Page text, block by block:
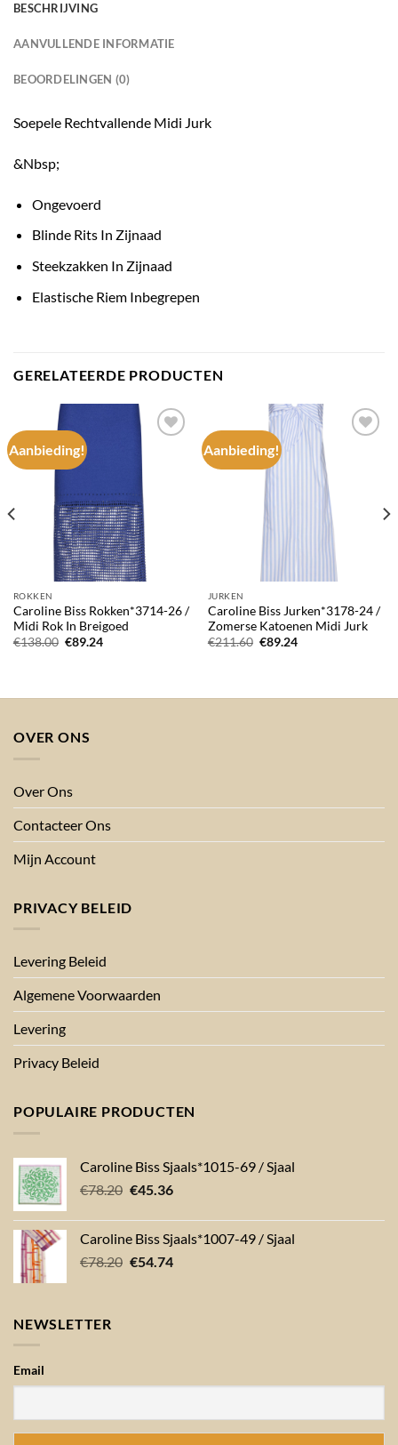
BESCHRIJVING
AANVULLENDE INFORMATIE
BEOORDELINGEN (0)
Soepele Rechtvallende Midi Jurk
&Nbsp;
Ongevoerd
Blinde Rits In Zijnaad
Steekzakken In Zijnaad
Elastische Riem Inbegrepen
GERELATEERDE PRODUCTEN
Aanbieding!
ROKKEN
Caroline Biss Rokken*3714-26 /
Midi Rok In Breigoed
€138.00 Oorspronkelijke
€89.24Huidige
Aanbieding!
JURKEN
Caroline Biss Jurken*3178-24 /
Zomerse Katoenen Midi Jurk
€211.60 Oorspronkelijke
€89.24Huidige
OVER ONS
Over Ons
Contacteer Ons
Mijn Account
PRIVACY BELEID
Levering Beleid
Algemene Voorwaarden
Levering
Privacy Beleid
POPULAIRE PRODUCTEN
Caroline Biss Sjaals*1015-69 / Sjaal
€78.20 Oorspronkelijke
was:
€78.20.
€45.36Huidige
is:
€45.36.
Caroline Biss Sjaals*1007-49 / Sjaal
€78.20 Oorspronkelijke
€54.74Huidige
NEWSLETTER
Email